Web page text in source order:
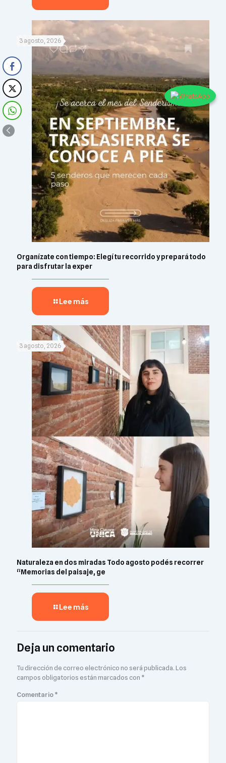
3 agosto, 2026
Organízate con tiempo: Elegí tu recorrido y prepará todo
para disfrutar la exper
Lee más
3 agosto, 2026
Naturaleza en dos miradas Todo agosto podés recorrer
“Memorias del paisaje, ge
Lee más
Deja un comentario
Tu dirección de correo electrónico no será publicada.Los
campos obligatorios están marcados con *
Comentario*